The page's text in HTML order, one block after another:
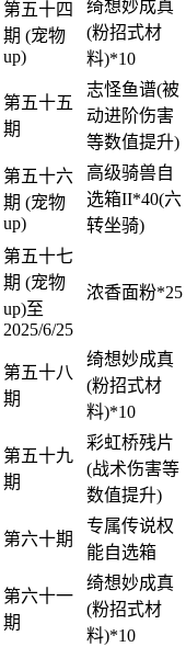
第五十四
期 (宠物
up)
绮想妙成真
(粉招式材
料)*10
第五十五
期
志怪鱼谱(被
动进阶伤害
等数值提升)
第五十六
期 (宠物
up)
高级骑兽自
选箱II*40(六
转坐骑)
第五十七
期 (宠物
up)至
2025/6/25
浓香面粉*25
第五十八
期
绮想妙成真
(粉招式材
料)*10
第五十九
期
彩虹桥残片
(战术伤害等
数值提升)
第六十期
专属传说权
能自选箱
第六十一
期
绮想妙成真
(粉招式材
料)*10